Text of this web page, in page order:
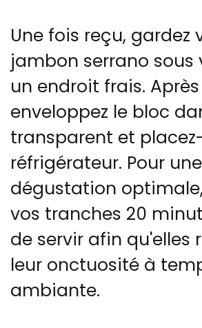
Une fois reçu, gardez
jambon serrano sous
un endroit frais.
enveloppez le bloc
transparent et
réfrigérateur. Pour une
dégustation
vos tranches 20
de servir afin qu'elles
leur onctuosité à
ambiante.